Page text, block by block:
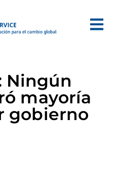
Ningún
mayoría
gobierno